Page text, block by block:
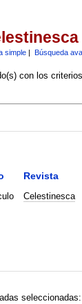
simple| Búsqueda
con los
Revista
Celestinesca
seleccionadas: